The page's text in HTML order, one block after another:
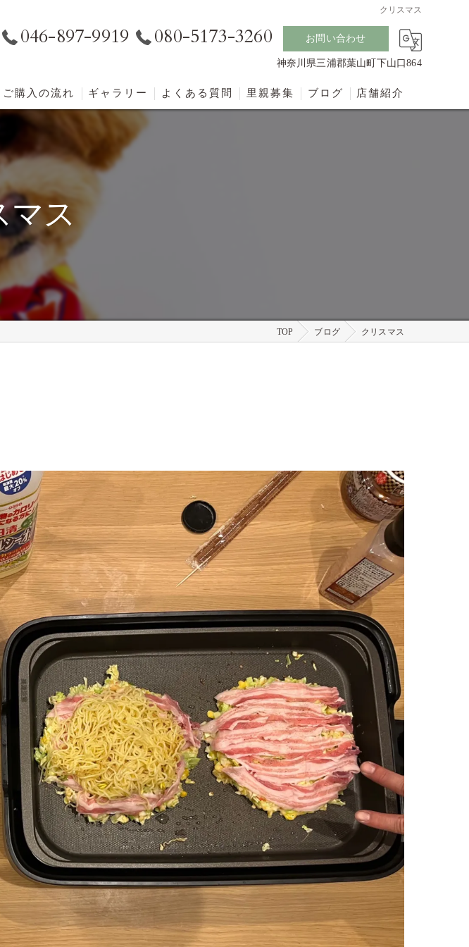
クリスマス
046-897-9919 080-5173-3260 お問い合わせ
神奈川県三浦郡葉山町下山口864
ご購入の流れ ギャラリー よくある質問 里親募集 ブログ 店舗紹介
マス
TOP ブログ クリスマス